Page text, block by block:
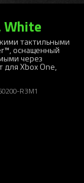
White
тактильными
оснащенный
через
Xbox One,
R3M1